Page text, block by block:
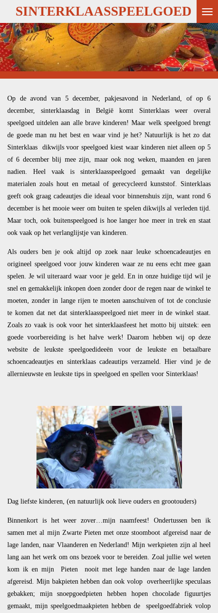
direct
naar
de
hoofdinhoud
SINTERKLAASSPEELGOED
Op de avond van 5 december, pakjesavond in Nederland, of op 6
december, sinterklaasdag in België komt Sinterklaas weer overal
speelgoed uitdelen aan alle brave kinderen! Maar welk speelgoed brengt
de goede man nu het best en waar vind je het? Natuurlijk is het zo dat
Sinterklaas dikwijls voor speelgoed kiest waar kinderen niet alleen op 5
of 6 december blij mee zijn, maar ook nog weken, maanden en jaren
nadien. Heel vaak is sinterklaasspeelgoed gemaakt van degelijke
materialen zoals hout en metaal of gerecycleerd kunststof. Sinterklaas
geeft ook graag cadeautjes die ideaal voor binnenshuis zijn, want rond 6
december is het mooie weer om buiten te spelen dikwijls al verleden tijd.
Maar toch, ook buitenspeelgoed is hoe langer hoe meer in trek en staat
ook vaak op het verlanglijstje van kinderen.
Als ouders ben je ook altijd op zoek naar leuke schoencadeautjes en
origineel speelgoed voor jouw kinderen waar ze nu eens echt mee gaan
spelen. Je wil uiteraard waar voor je geld. En in onze huidige tijd wil je
snel en gemakkelijk inkopen doen zonder door de regen naar de winkel te
moeten, zonder in lange rijen te moeten aanschuiven of tot de conclusie
te komen dat net dat sinterklaasspeelgoed niet meer in de winkel staat.
Zoals zo vaak is ook voor het sinterklaasfeest het motto bij uitstek: een
goede voorbereiding is het halve werk! Daarom hebben wij op deze
website de leukste speelgoedideeën voor de leukste en betaalbare
schoencadeautjes en sinterklaas cadeautips verzameld. Hier vind je de
allernieuwste en leukste tips in speelgoed en spellen voor Sinterklaas!
Dag liefste kinderen, (en natuurlijk ook lieve ouders en grootouders)
Binnenkort is het weer zover…mijn naamfeest! Ondertussen ben ik
samen met al mijn Zwarte Pieten met onze stoomboot afgereisd naar de
lage landen, naar Vlaanderen en Nederland! Mijn werkpieten zijn al heel
lang aan het werk om ons bezoek voor te bereiden. Zoal jullie wel weten
kom ik en mijn Pieten nooit met lege handen naar de lage landen
afgereisd. Mijn bakpieten hebben dan ook volop overheerlijke speculaas
gebakken; mijn snoepgoedpieten hebben hopen chocolade figuurtjes
gemaakt, mijn speelgoedmaakpieten hebben de speelgoedfabriek volop